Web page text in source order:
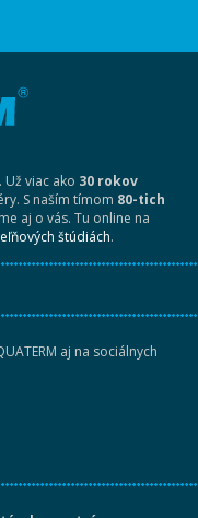
viac ako 30 rokov
S naším tímom 80-tich
aj o vás. Tu online na
štúdiách.
aj na sociálnych